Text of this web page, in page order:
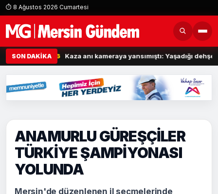
⏱ 8 Ağustos 2026 Cumartesi
SON DAKİKA
07:26 Kaza anı kameraya yansımıştı: Yaşadığı dehşet
ANAMURLU GÜREŞÇİLER
TÜRKİYE ŞAMPİYONASI
YOLUNDA
Mersin'de düzenlenen il seçmelerinde